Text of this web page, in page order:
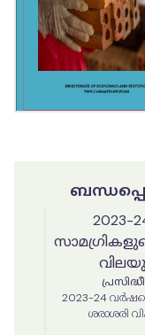
2023-
2023-24
ശരാശരി